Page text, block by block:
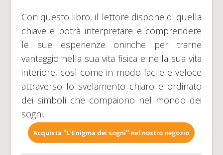
Con questo libro, il lettore dispone di quella
chiave e potrà interpretare e comprendere
le sue esperienze oniriche per trarne
vantaggio nella sua vita fisica e nella sua vita
interiore, così come in modo facile e veloce
attraverso lo svelamento chiaro e ordinato
dei simboli che compaiono nel mondo dei
sogni.
Acquista "L’Enigma dei sogni" nel nostro negozio